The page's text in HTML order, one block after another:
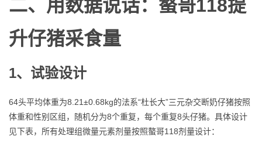
二、 用数据说话：螯哥118提
升仔猪采食量
1、 试验设计
64头平均体重为8.21±0.68kg的法系“杜长大”三元杂交断奶仔猪按照
体重和性别区组，随机分为8个重复，每个重复8头仔猪。具体设计
见下表，所有处理组微量元素剂量按照螯哥118剂量设计：